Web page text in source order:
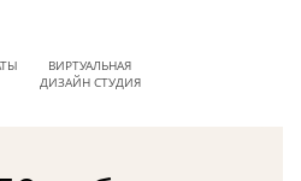
ВИРТУАЛЬНАЯ
ДИЗАЙН СТУДИЯ